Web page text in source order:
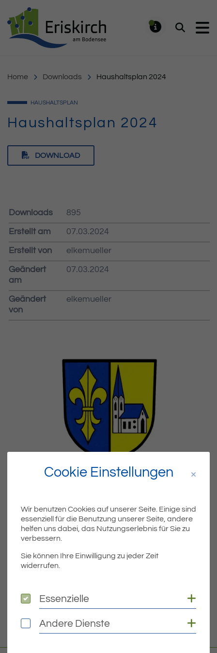
Suchen
Home Downloads Haushaltsplan 2024
HAUSHALTSPLAN
Haushaltsplan 2024
DOWNLOAD
Downloads 895
Erstellt am 07.03.2024
Erstellt von elkemueller
Geändert
am
07.03.2024
Geändert
von
elkemueller
HAUSHALTSSATZUNG-
MIT-
HAUSHALTSPLAN.PDF
Cookie Einstellungen
Wir benutzen Cookies auf unserer Seite. Einige sind
essenziell für die Benutzung unserer Seite, andere
helfen uns dabei, das Nutzungserlebnis für Sie zu
verbessern.
Sie können Ihre Einwilligung zu jeder Zeit
widerrufen.
Essenzielle
Essenzielle
Andere Dienste
Andere Dienste